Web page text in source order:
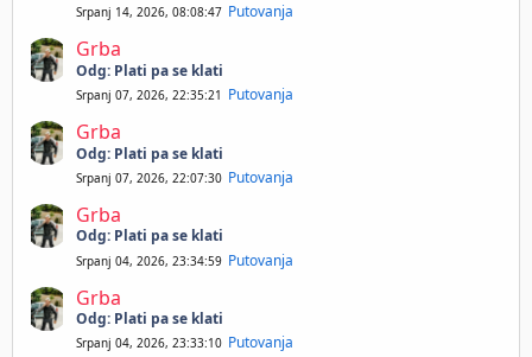
Srpanj 14, 2026, 08:08:47 Putovanja
Grba
Odg: Plati pa se klati
Srpanj 07, 2026, 22:35:21 Putovanja
Grba
Odg: Plati pa se klati
Srpanj 07, 2026, 22:07:30 Putovanja
Grba
Odg: Plati pa se klati
Srpanj 04, 2026, 23:34:59 Putovanja
Grba
Odg: Plati pa se klati
Srpanj 04, 2026, 23:33:10 Putovanja